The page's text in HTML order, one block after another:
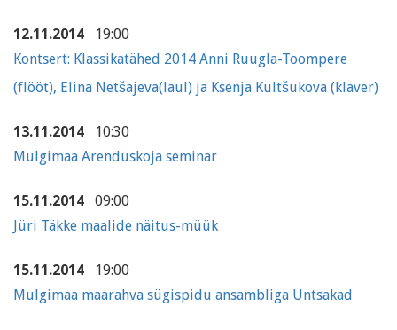
12.11.2014
19:00
Kontsert: Klassikatähed 2014 Anni Ruugla-Toompere
(flööt), Elina Netšajeva(laul) ja Ksenja Kultšukova (klaver)
13.11.2014
10:30
Mulgimaa Arenduskoja seminar
15.11.2014
09:00
Jüri Täkke maalide näitus-müük
15.11.2014
19:00
Mulgimaa maarahva sügispidu ansambliga Untsakad